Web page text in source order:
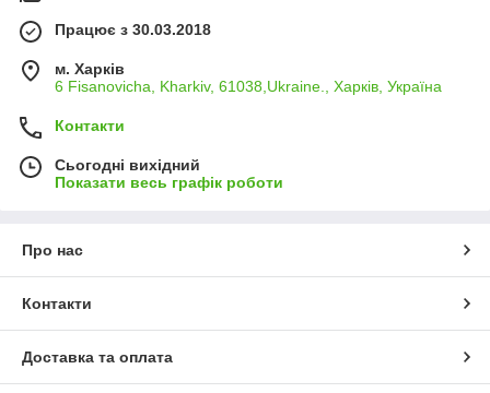
Працює з 30.03.2018
м. Харків
6 Fisanovicha, Kharkiv, 61038,Ukraine., Харків, Україна
Контакти
Сьогодні вихідний
Показати весь графік роботи
Про нас
Контакти
Доставка та оплата